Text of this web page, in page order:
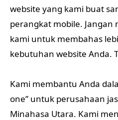
website yang kami buat
perangkat mobile.
kami untuk membahas
kebutuhan website Anda.
Kami membantu Anda
one” untuk perusahaan
Minahasa Utara. Kami